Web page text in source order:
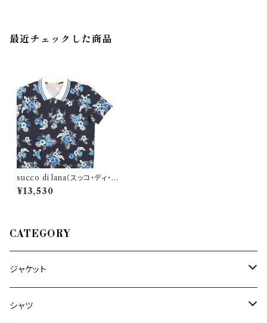
最近チェックした商品
succo di lana（スッコ・ディ・ラ
ナ） 半袖ポロシャツ WO2281
22828
¥13,530
CATEGORY
ジャケット
～44/S
シャツ